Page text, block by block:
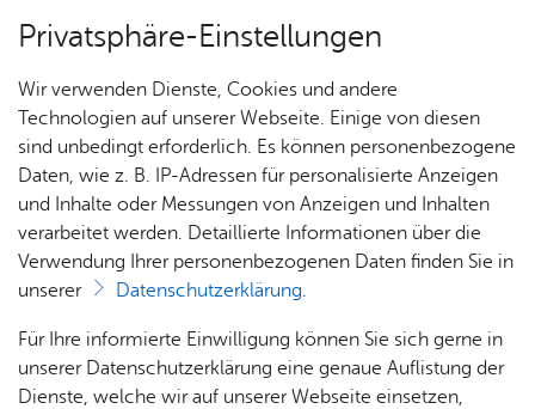
Heute
Start­sei­te
7 Tage
Sams­tag, 08. Au­gust 2026– Frei­tag, 14. Au­gust
2026
Privatsphäre-Einstellungen
Wir verwenden Dienste, Cookies und andere
Technologien auf unserer Webseite. Einige von diesen
sind unbedingt erforderlich. Es können personenbezogene
Daten, wie z. B. IP-Adressen für personalisierte Anzeigen
und Inhalte oder Messungen von Anzeigen und Inhalten
verarbeitet werden. Detaillierte Informationen über die
Verwendung Ihrer personenbezogenen Daten finden Sie in
unserer
Datenschutzerklärung.
Für Ihre informierte Einwilligung können Sie sich gerne in
unserer Datenschutzerklärung eine genaue Auflistung der
Dienste, welche wir auf unserer Webseite einsetzen,